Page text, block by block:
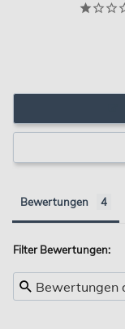
Bewertungen
Filter Bewertungen: